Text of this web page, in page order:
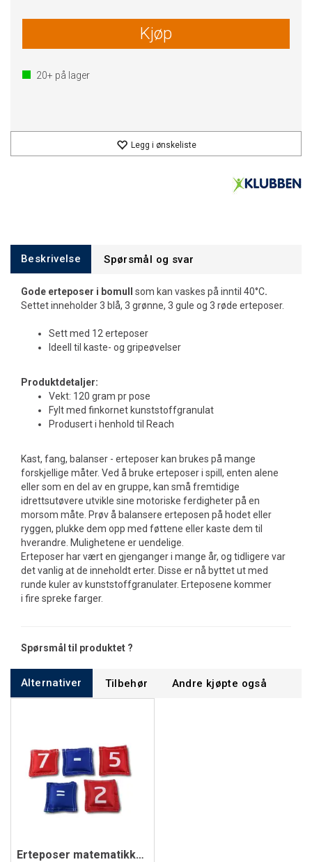
Kjøp
20+ på lager
Legg i ønskeliste
Beskrivelse Spørsmål og svar
Gode erteposer i bomull som kan vaskes på inntil 40°C.
Settet inneholder 3 blå, 3 grønne, 3 gule og 3 røde erteposer.
Sett med 12 erteposer
Ideell til kaste- og gripeøvelser
Produktdetaljer:
Vekt: 120 gram pr pose
Fylt med finkornet kunststoffgranulat
Produsert i henhold til Reach
Kast, fang, balanser - erteposer kan brukes på mange
forskjellige måter. Ved å bruke erteposer i spill, enten alene
eller som en del av en gruppe, kan små fremtidige
idrettsutøvere utvikle sine motoriske ferdigheter på en
morsom måte. Prøv å balansere erteposen på hodet eller
ryggen, plukke dem opp med føttene eller kaste dem til
hverandre. Mulighetene er uendelige.
Erteposer har vært en gjenganger i mange år, og tidligere var
det vanlig at de inneholdt erter. Disse er nå byttet ut med
runde kuler av kunststoffgranulater. Erteposene kommer
i fire spreke farger.
Spørsmål til produktet ?
Alternativer Tilbehør Andre kjøpte også
Erteposer matematikksett - aktiv læring